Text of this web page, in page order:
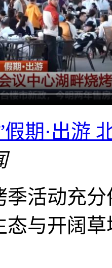
假期·出游
动充分
态与开阔